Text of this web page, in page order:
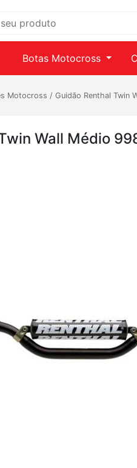
Botas Motocross
Motocross / Guidão Renthal Twin
Wall Médio